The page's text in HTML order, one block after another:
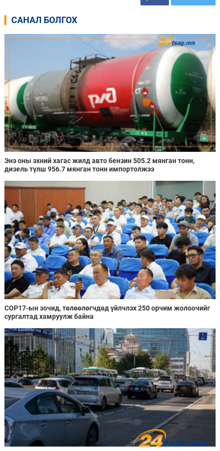
САНАЛ БОЛГОХ
Энэ оны эхний хагас жилд авто бензин 505.2 мянган тонн,
дизель түлш 956.7 мянган тонн импортолжээ
COP17-ын зочид, төлөөлөгчдөд үйлчлэх 250 орчим жолоочийг
сургалтад хамруулж байна